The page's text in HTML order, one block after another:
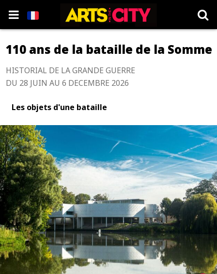
110 ans de la bataille de la Somme
HISTORIAL DE LA GRANDE GUERRE
DU 28 JUIN AU 6 DECEMBRE 2026
Les objets d'une bataille